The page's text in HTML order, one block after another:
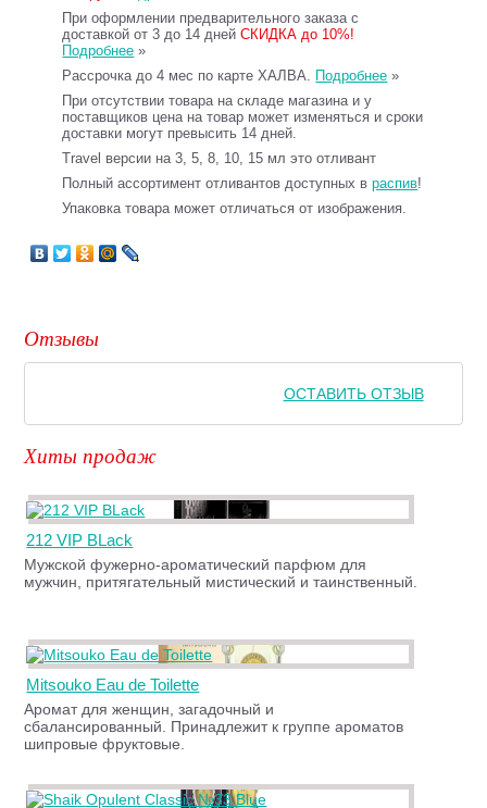
При оформлении предварительного заказа с
доставкой от 3 до 14 днейСКИДКА до 10%!
Подробнее »
Рассрочка до 4 мес по карте ХАЛВА. Подробнее »
При отсутствии товара на складе магазина и у
поставщиков цена на товар может изменяться и сроки
доставки могут превысить 14 дней.
Travel версии на 3, 5, 8, 10, 15 мл это отливант
Полный ассортимент отливантов доступных враспив!
Упаковка товара может отличаться от изображения.
Отзывы
ОСТАВИТЬ ОТЗЫВ
Хиты продаж
212 VIP BLack
Мужской фужерно-ароматический парфюм для
мужчин, притягательный мистический и таинственный.
Mitsouko Eau de Toilette
Аромат для женщин, загадочный и
сбалансированный. Принадлежит к группе ароматов
шипровые фруктовые.